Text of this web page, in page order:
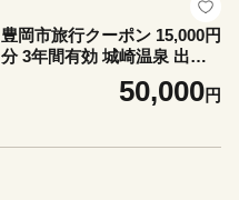
豊岡市旅行クーポン 15,000円
分 3年間有効 城崎温泉 出石
竹野 神鍋 など 宿泊施設 飲食
店 観光施設 250施設以上で使
50,000円